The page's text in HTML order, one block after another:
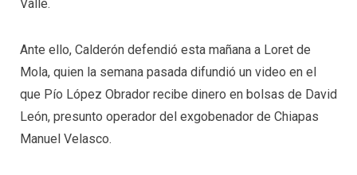
Valle.
Ante ello, Calderón defendió esta mañana a Loret de
Mola, quien la semana pasada difundió un video en el
que Pío López Obrador recibe dinero en bolsas de David
León, presunto operador del exgobenador de Chiapas
Manuel Velasco.